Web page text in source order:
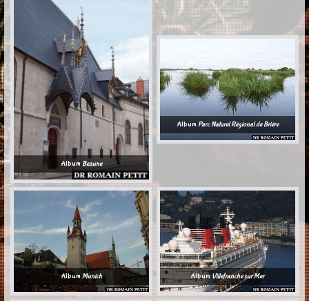
Album Beaune
Album Parc Naturel Régional de Brière
Album Munich AlbumVillefranche sur Mer